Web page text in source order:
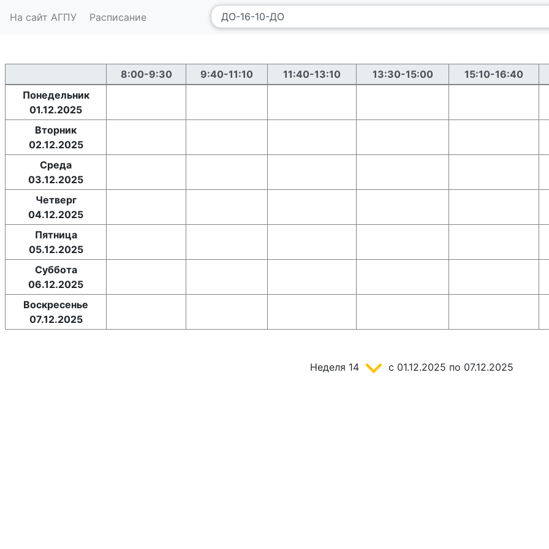
На сайт АГПУ Расписание
8:00-9:30 9:40-11:10 11:40-13:10 13:30-15:00 15:10-16:40
Понедельник
01.12.2025
Вторник
02.12.2025
Среда
03.12.2025
Четверг
04.12.2025
Пятница
05.12.2025
Суббота
06.12.2025
Воскресенье
07.12.2025
Неделя 14 c 01.12.2025 по 07.12.2025